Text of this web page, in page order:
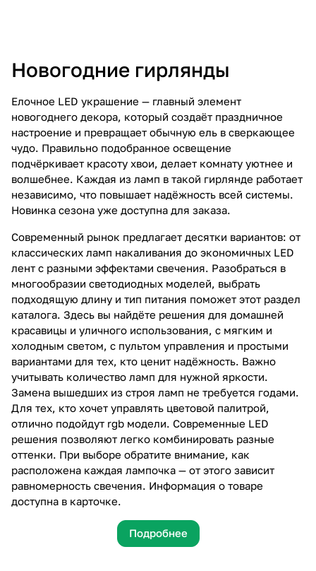
Новогодние гирлянды
Елочное LED украшение — главный элемент
новогоднего декора, который создаёт праздничное
настроение и превращает обычную ель в сверкающее
чудо. Правильно подобранное освещение
подчёркивает красоту хвои, делает комнату уютнее и
волшебнее. Каждая из ламп в такой гирлянде работает
независимо, что повышает надёжность всей системы.
Новинка сезона уже доступна для заказа.
Современный рынок предлагает десятки вариантов: от
классических ламп накаливания до экономичных LED
лент с разными эффектами свечения. Разобраться в
многообразии светодиодных моделей, выбрать
подходящую длину и тип питания поможет этот раздел
каталога. Здесь вы найдёте решения для домашней
красавицы и уличного использования, с мягким и
холодным светом, с пультом управления и простыми
вариантами для тех, кто ценит надёжность. Важно
учитывать количество ламп для нужной яркости.
Замена вышедших из строя ламп не требуется годами.
Для тех, кто хочет управлять цветовой палитрой,
отлично подойдут rgb модели. Современные LED
решения позволяют легко комбинировать разные
оттенки. При выборе обратите внимание, как
расположена каждая лампочка — от этого зависит
равномерность свечения. Информация о товаре
доступна в карточке.
Подробнее